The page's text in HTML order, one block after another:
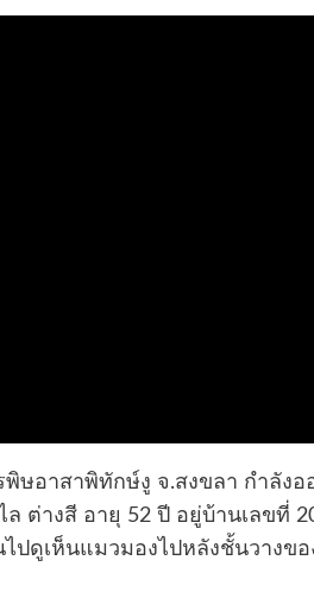
ษอาสาพิทักษ์งู จ.สงขลา กำลัง
ต่างสี อายุ 52 ปี อยู่บ้านเลขที่
ไปดูเห็นแมวมองไปหลังชั้นวางข